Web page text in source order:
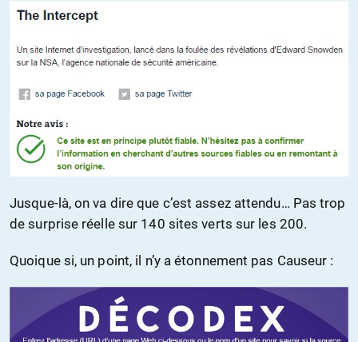
Jusque-là, on va dire que c’est assez attendu… Pas trop
de surprise réelle sur 140 sites verts sur les 200.
Quoique si, un point, il n’y a étonnement pas Causeur :